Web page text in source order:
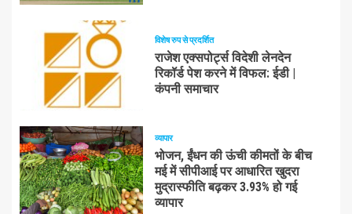
विशेष रुप से प्रदर्शित
राजेश एक्सपोर्ट्स विदेशी लेनदेन
रिकॉर्ड पेश करने में विफल: ईडी |
कंपनी समाचार
व्यापार
भोजन, ईंधन की ऊंची कीमतों के बीच
मई में सीपीआई पर आधारित खुदरा
मुद्रास्फीति बढ़कर 3.93% हो गई
व्यापार